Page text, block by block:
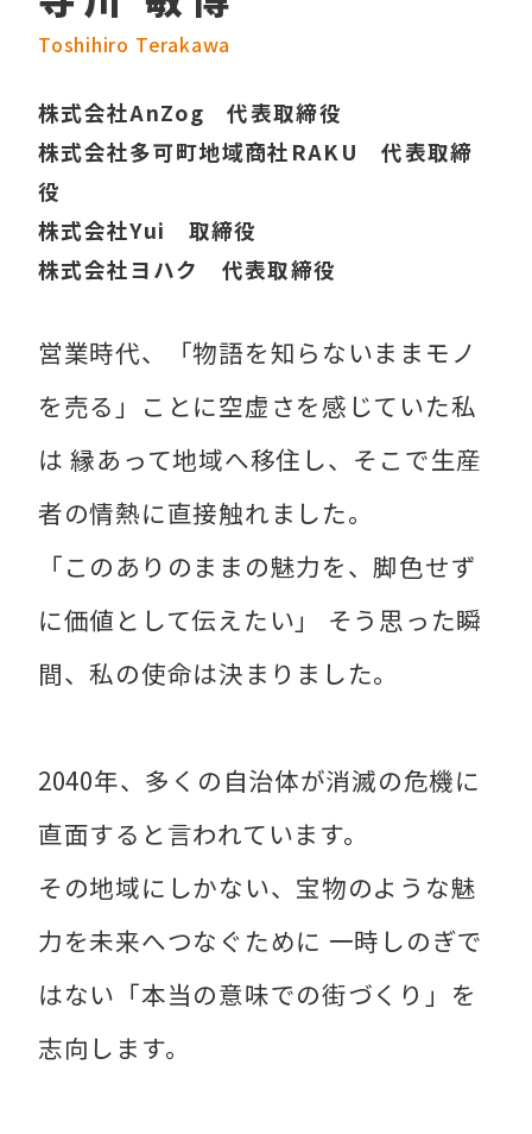
Toshihiro Terakawa
株式会社AnZog 代表取締役
株式会社多可町地域商社RAKU 代表取締
役
株式会社Yui 取締役
株式会社ヨハク 代表取締役
営業時代、「物語を知らないままモノ
を売る」ことに空虚さを感じていた私
は 縁あって地域へ移住し、そこで生産
者の情熱に直接触れました。
「このありのままの魅力を、脚色せず
に価値として伝えたい」 そう思った瞬
間、私の使命は決まりました。
2040年、多くの自治体が消滅の危機に
直面すると言われています。
その地域にしかない、宝物のような魅
力を未来へつなぐために 一時しのぎで
はない「本当の意味での街づくり」を
志向します。